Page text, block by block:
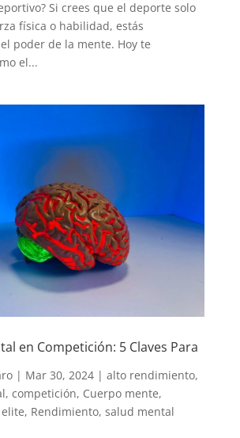
Si crees que el deporte solo
física o habilidad, estás
poder de la mente. Hoy te
el...
en Competición: 5 Claves Para
| Mar 30, 2024| alto rendimiento,
, competición, Cuerpo mente,
, Rendimiento, salud mental